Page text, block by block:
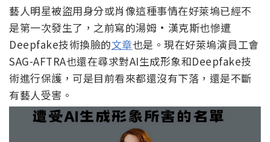
藝人明星被盜用身分或肖像這種事情在好萊塢已經不
是第一次發生了，之前寫的湯姆·漢克斯也慘遭
Deepfake技術換臉的文章也是。現在好萊塢演員工會
SAG-AFTRA也還在尋求對AI生成形象和Deepfake技
術進行保護，可是目前看來都還沒有下落，還是不斷
有藝人受害。